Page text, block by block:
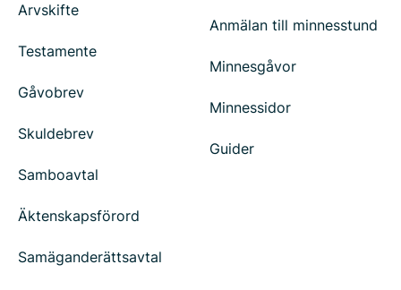
Arvskifte
Testamente
Gåvobrev
Skuldebrev
Samboavtal
Äktenskapsförord
Samäganderättsavtal
Anmälan till minnesstund
Minnesgåvor
Minnessidor
Guider